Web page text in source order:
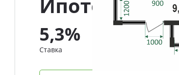
Ипотека
5,3%
Ставка